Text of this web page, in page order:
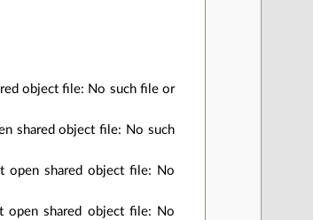
object file: No such file or
shared object file: No such
open shared object file: No
open shared object file: No